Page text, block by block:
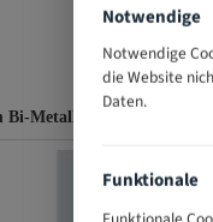
Metall Bandsägeblätter
Notwendige
Notwendige
die Website
Daten.
Funktionale